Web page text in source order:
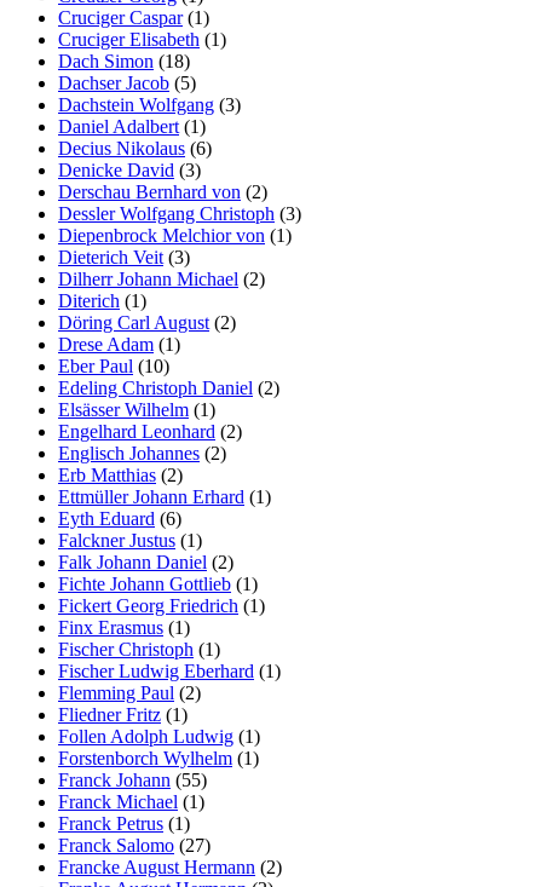
Cruciger Caspar(1)
Cruciger Elisabeth (1)
Dach Simon (18)
Dachser Jacob (5)
Dachstein Wolfgang (3)
Daniel Adalbert (1)
Decius Nikolaus (6)
Denicke David (3)
Derschau Bernhard von (2)
Dessler Wolfgang Christoph (3)
Diepenbrock Melchior von (1)
Dieterich Veit (3)
Dilherr Johann Michael (2)
Diterich (1)
Döring Carl August (2)
Drese Adam (1)
Eber Paul (10)
Edeling Christoph Daniel (2)
Elsässer Wilhelm (1)
Engelhard Leonhard (2)
Englisch Johannes (2)
Erb Matthias (2)
Ettmüller Johann Erhard (1)
Eyth Eduard (6)
Falckner Justus (1)
Falk Johann Daniel (2)
Fichte Johann Gottlieb (1)
Fickert Georg Friedrich (1)
Finx Erasmus (1)
Fischer Christoph (1)
Fischer Ludwig Eberhard (1)
Flemming Paul (2)
Fliedner Fritz (1)
Follen Adolph Ludwig (1)
Forstenborch Wylhelm (1)
Franck Johann (55)
Franck Michael (1)
Franck Petrus (1)
Franck Salomo (27)
Francke August Hermann (2)